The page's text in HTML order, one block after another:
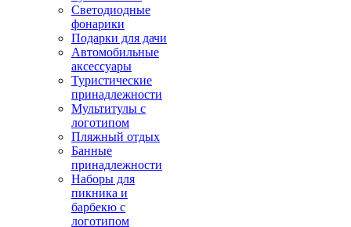
Светодиодные
фонарики
Подарки для дачи
Автомобильные
аксессуары
Туристические
принадлежности
Мультитулы с
логотипом
Пляжный отдых
Банные
принадлежности
Наборы для
пикника и
барбекю с
логотипом